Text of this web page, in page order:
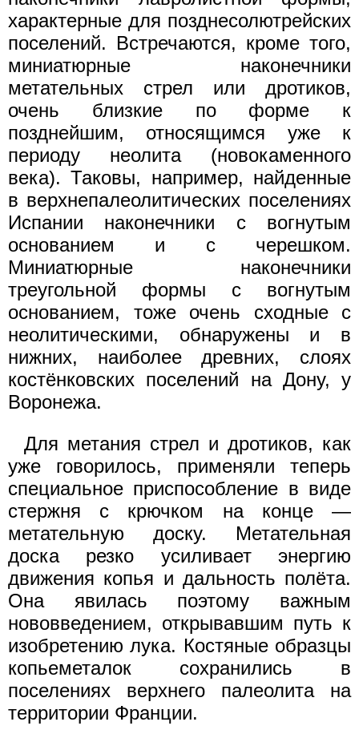
характерные для позднесолютрейских
поселений. Встречаются, кроме того,
миниатюрные наконечники
метательных стрел или дротиков,
очень близкие по форме к
позднейшим, относящимся уже к
периоду неолита (новокаменного
века). Таковы, например, найденные
в верхнепалеолитических поселениях
Испании наконечники с вогнутым
основанием и с черешком.
Миниатюрные наконечники
треугольной формы с вогнутым
основанием, тоже очень сходные с
неолитическими, обнаружены и в
нижних, наиболее древних, слоях
костёнковских поселений на Дону, у
Воронежа.
Для метания стрел и дротиков, как
уже говорилось, применяли теперь
специальное приспособление в виде
стержня с крючком на конце —
метательную доску. Метательная
доска резко усиливает энергию
движения копья и дальность полёта.
Она явилась поэтому важным
нововведением, открывавшим путь к
изобретению лука. Костяные образцы
копьеметалок сохранились в
поселениях верхнего палеолита на
территории Франции.